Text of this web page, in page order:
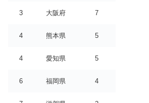
3 大阪府 7
4 熊本県 5
4 愛知県 5
6 福岡県 4